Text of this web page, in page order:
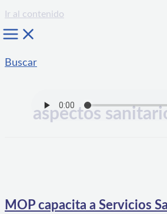
Ir al contenido
Buscar
aspectos
MOP capacita a Servicios